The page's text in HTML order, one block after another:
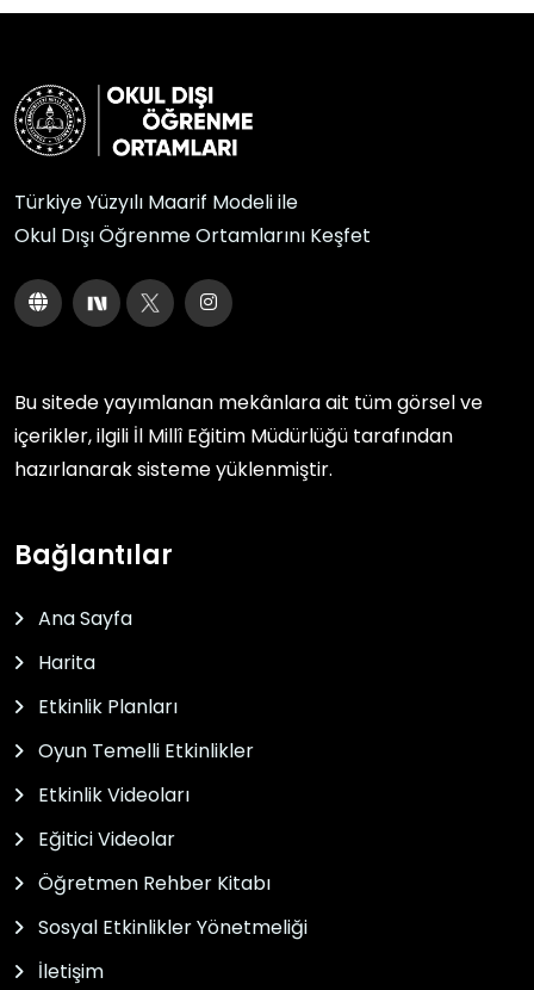
Türkiye Yüzyılı Maarif Modeli ile
Okul Dışı Öğrenme Ortamlarını Keşfet
Bu sitede yayımlanan mekânlara ait tüm görsel ve
içerikler, ilgili İl Millî Eğitim Müdürlüğü tarafından
hazırlanarak sisteme yüklenmiştir.
Bağlantılar
Ana Sayfa
Harita
Etkinlik Planları
Oyun Temelli Etkinlikler
Etkinlik Videoları
Eğitici Videolar
Öğretmen Rehber Kitabı
Sosyal Etkinlikler Yönetmeliği
İletişim